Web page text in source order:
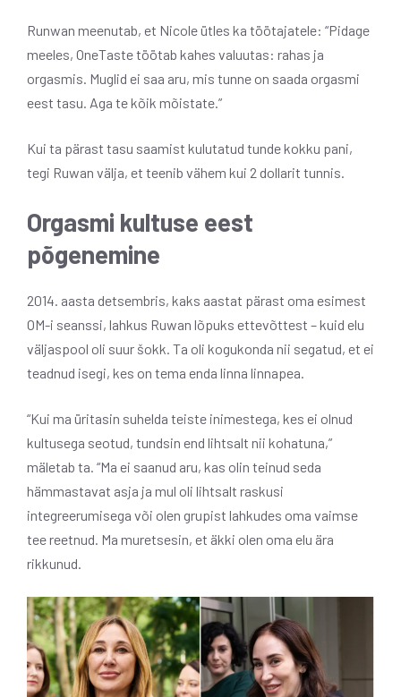
Runwan meenutab, et Nicole ütles ka töötajatele: “Pidage
meeles, OneTaste töötab kahes valuutas: rahas ja
orgasmis. Muglid ei saa aru, mis tunne on saada orgasmi
eest tasu. Aga te kõik mõistate.”
Kui ta pärast tasu saamist kulutatud tunde kokku pani,
tegi Ruwan välja, et teenib vähem kui 2 dollarit tunnis.
Orgasmi kultuse eest
põgenemine
2014. aasta detsembris, kaks aastat pärast oma esimest
OM-i seanssi, lahkus Ruwan lõpuks ettevõttest – kuid elu
väljaspool oli suur šokk. Ta oli kogukonda nii segatud, et ei
teadnud isegi, kes on tema enda linna linnapea.
“Kui ma üritasin suhelda teiste inimestega, kes ei olnud
kultusega seotud, tundsin end lihtsalt nii kohatuna,”
mäletab ta. “Ma ei saanud aru, kas olin teinud seda
hämmastavat asja ja mul oli lihtsalt raskusi
integreerumisega või olen grupist lahkudes oma vaimse
tee reetnud. Ma muretsesin, et äkki olen oma elu ära
rikkunud.